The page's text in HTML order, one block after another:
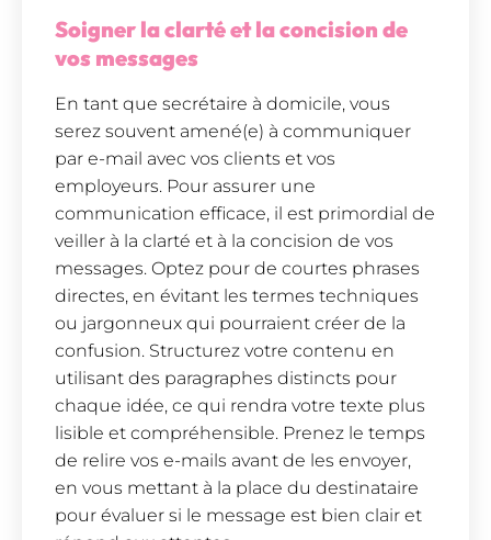
Soigner la clarté et la concision de
vos messages
En tant que secrétaire à domicile, vous
serez souvent amené(e) à communiquer
par e-mail avec vos clients et vos
employeurs. Pour assurer une
communication efficace, il est primordial de
veiller à la clarté et à la concision de vos
messages. Optez pour de courtes phrases
directes, en évitant les termes techniques
ou jargonneux qui pourraient créer de la
confusion. Structurez votre contenu en
utilisant des paragraphes distincts pour
chaque idée, ce qui rendra votre texte plus
lisible et compréhensible. Prenez le temps
de relire vos e-mails avant de les envoyer,
en vous mettant à la place du destinataire
pour évaluer si le message est bien clair et